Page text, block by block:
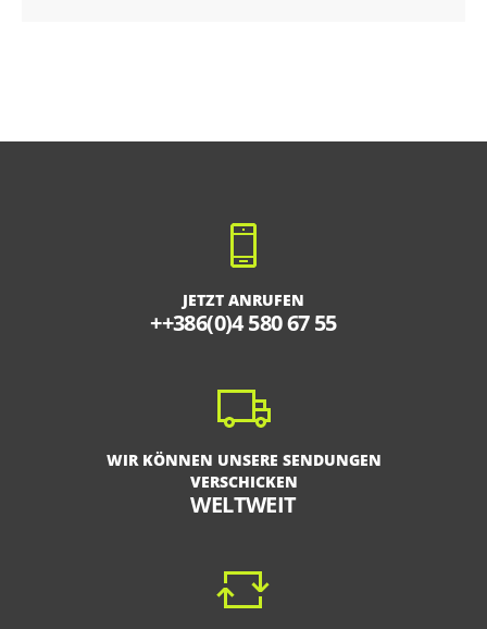
JETZT ANRUFEN
++386(0)4 580 67 55
WIR KÖNNEN UNSERE SENDUNGEN
VERSCHICKEN
WELTWEIT